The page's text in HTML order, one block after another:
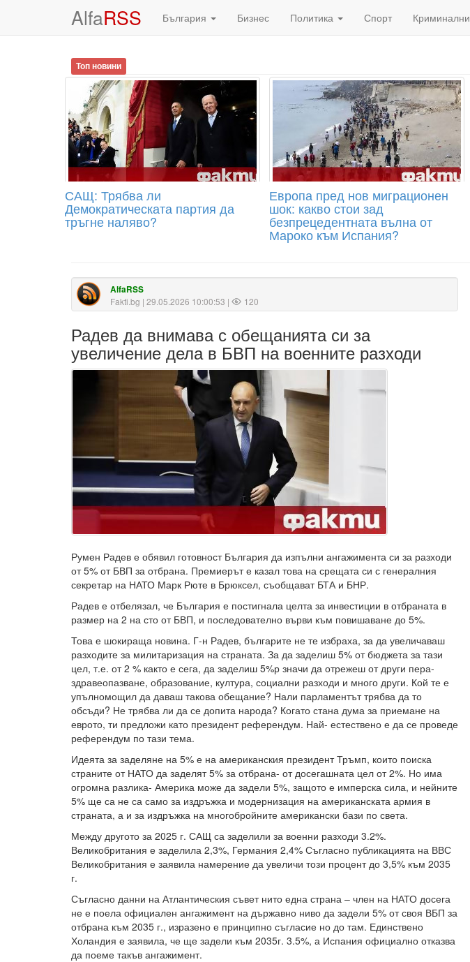
AlfaRSS България Бизнес Политика Спорт Криминални
Топ новини
САЩ: Трябва ли
Демократическата партия да
тръгне наляво?
Европа пред нов миграционен
шок: какво стои зад
безпрецедентната вълна от
Мароко към Испания?
AlfaRSS
Fakti.bg | 29.05.2026 10:00:53 | 120
Радев да внимава с обещанията си за
увеличение дела в БВП на военните разходи
Румен Радев е обявил готовност България да изпълни ангажимента си за разходи
от 5% от БВП за отбрана. Премиерът е казал това на срещата си с генералния
секретар на НАТО Марк Рюте в Брюксел, съобщават БТА и БНР.
Радев е отбелязал, че България е постигнала целта за инвестиции в отбраната в
размер на 2 на сто от БВП, и последователно върви към повишаване до 5%.
Това е шокираща новина. Г-н Радев, българите не те избраха, за да увеличаваш
разходите за милитаризация на страната. За да заделиш 5% от бюджета за тази
цел, т.е. от 2 % както е сега, да заделиш 5%р значи да отрежеш от други пера-
здравеопазване, образование, култура, социални разходи и много други. Кой те е
упълномощил да даваш такова обещание? Нали парламентът трябва да то
обсъди? Не трябва ли да се допита народа? Когато стана дума за приемане на
еврото, ти предложи като президент референдум. Най- естествено е да се проведе
референдум по тази тема.
Идеята за заделяне на 5% е на американския президент Тръмп, които поиска
страните от НАТО да заделят 5% за отбрана- от досегашната цел от 2%. Но има
огромна разлика- Америка може да задели 5%, защото е имперска сила, и нейните
5% ще са не са само за издръжка и модернизация на американската армия в
страната, а и за издръжка на многобройните американски бази по света.
Между другото за 2025 г. САЩ са заделили за военни разходи 3.2%.
Великобритания е заделила 2,3%, Германия 2,4% Съгласно публикацията на ВВС
Великобритания е заявила намерение да увеличи този процент до 3,5% към 2035
г.
Съгласно данни на Атлантическия съвет нито една страна – член на НАТО досега
не е поела официален ангажимент на държавно ниво да задели 5% от своя ВБП за
отбрана към 2035 г., изразено е принципно съгласие но до там. Единствено
Холандия е заявила, че ще задели към 2035г. 3.5%, а Испания официално отказва
да поеме такъв ангажимент.